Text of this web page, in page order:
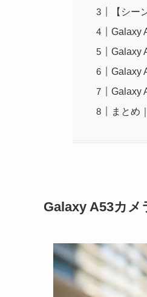
【シ
Galaxy
Galaxy
Galaxy
Galaxy
まとめ
Galaxy A53カメ